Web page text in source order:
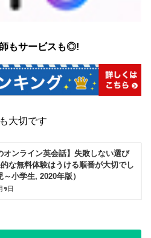
もサービスも◎!
大切です
オンライン英会話】失敗しない選び
な無料体験はうける順番が大切でし
～小学生, 2020年版）
9日